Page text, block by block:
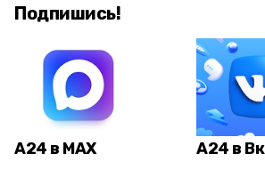
Подпишись!
А24 в MAX А24 в